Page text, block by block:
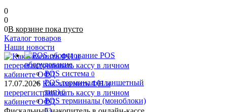
0
0
0В корзине пока пусто
Каталог товаров
POS
оборудование
POS система 0
POS терминал (планшетный
тип) 6
POS терминалы (моноблоки)
63
Наши новости
17.07.2026 Как заменить ФН и
перерегистрировать кассу в личном
кабинете ОФД